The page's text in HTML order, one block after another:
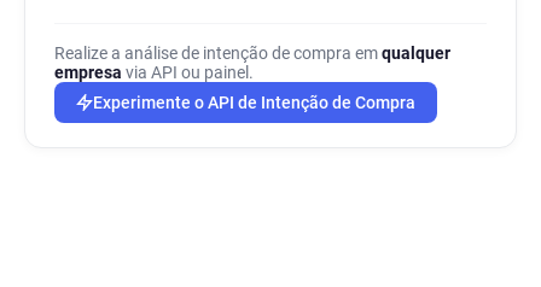
Realize a análise de intenção de compra emqualquer
empresa via API ou painel.
Experimente o API de Intenção de Compra